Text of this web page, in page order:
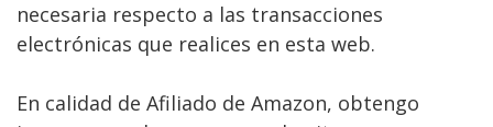
necesaria respecto a las transacciones
electrónicas que realices en esta web.
En calidad de Afiliado de Amazon, obtengo